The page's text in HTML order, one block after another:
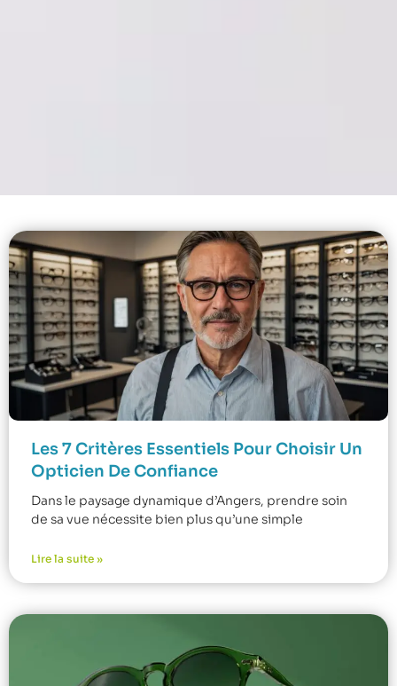
Les 7 Critères Essentiels Pour Choisir Un
Opticien De Confiance
Dans le paysage dynamique d’Angers, prendre soin
de sa vue nécessite bien plus qu’une simple
Lire la suite »